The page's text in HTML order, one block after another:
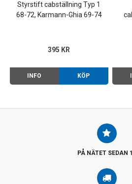
Styrstift cabställning Typ 1
68-72, Karmann-Ghia 69-74
395 KR
INFO KÖP
PÅ NÄTET SEDAN